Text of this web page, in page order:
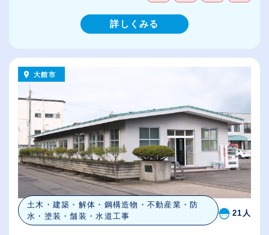
詳しくみる
大館市
土木・建築・解体・鋼構造物・不動産業・防
水・塗装・舗装・水道工事
21人